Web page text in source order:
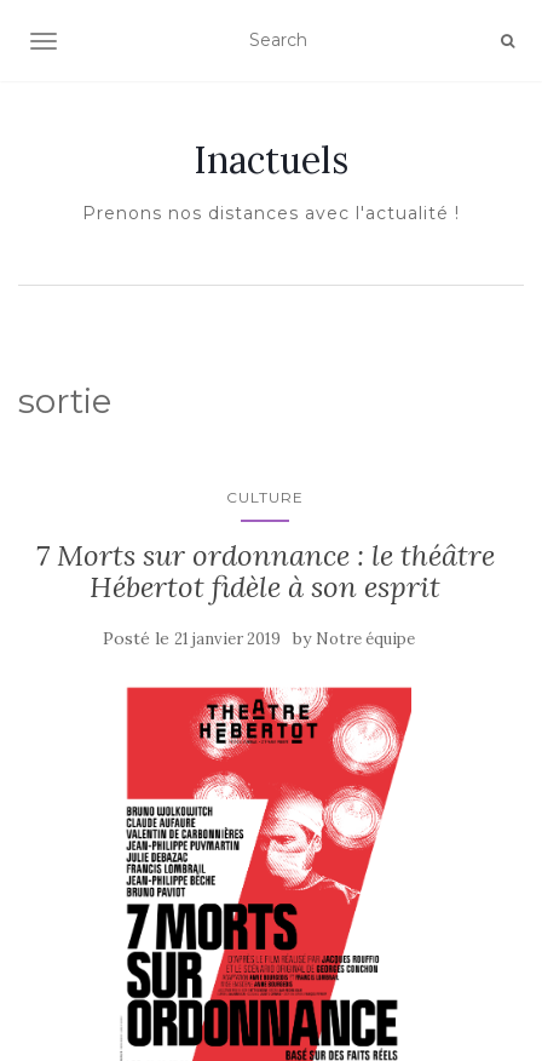
AFFICHER/MASQUER LA NAVIGATION
Inactuels
Prenons nos distances avec l'actualité !
sortie
CULTURE
7 Morts sur ordonnance : le théâtre
Hébertot fidèle à son esprit
Posté le 21 janvier 2019 by Notre équipe